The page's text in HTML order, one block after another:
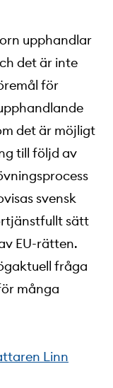
upphandlar
det är inte
för
det är möjligt
till följd av
svensk
sätt
EU-rätten.
fråga
många
Linn